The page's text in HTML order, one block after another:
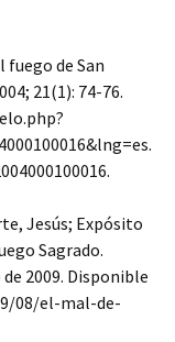
fuego de San
21(1): 74-76.
Jesús; Expósito
Sagrado.
2009. Disponible
08/el-mal-de-